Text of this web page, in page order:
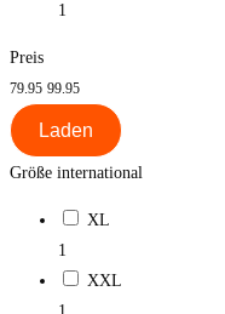
1
Preis
79.95 99.95
Laden
Größe international
XL
1
XXL